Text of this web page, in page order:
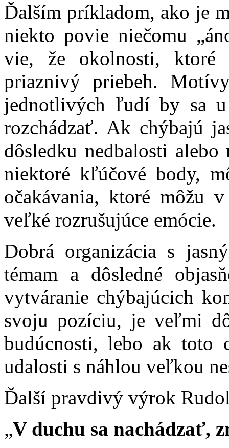
Ďalším príkladom, ako je
niekto povie niečomu
vie, že okolnosti, ktoré
priaznivý priebeh.
jednotlivých ľudí by sa
rozchádzať. Ak chýbajú
dôsledku nedbalosti
niektoré kľúčové body,
očakávania, ktoré môžu
veľké rozrušujúce emócie.
Dobrá organizácia s
témam a dôsledné
vytváranie chýbajúcich
svoju pozíciu, je veľmi
budúcnosti, lebo ak toto
udalosti s náhlou veľkou
Ďalší pravdivý výrok
„V duchu sa nachádzať,